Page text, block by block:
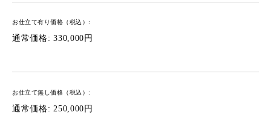
お仕立て有り価格（税込）:
通常価格:330,000円
お仕立て無し価格（税込）:
通常価格: 250,000円